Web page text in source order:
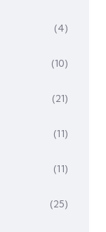
(4)
(10)
(21)
(11)
(11)
(25)